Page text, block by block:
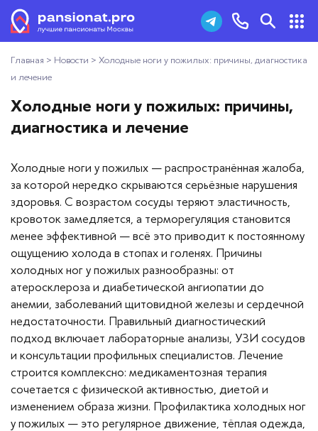
Пансионаты для пожилых
Дома престарелых
Пансионаты для ветеранов
Хосписы
Как выбрать пансионат
Добавить пансионат
Отзывы
Вопросы — ответы
Новости
Контакты
Заказать звонок
Главная > Новости > Холодные ноги у пожилых: причины, диагностика
и лечение
Холодные ноги у пожилых: причины,
диагностика и лечение
Холодные ноги у пожилых — распространённая жалоба,
за которой нередко скрываются серьёзные нарушения
здоровья. С возрастом сосуды теряют эластичность,
кровоток замедляется, а терморегуляция становится
менее эффективной — всё это приводит к постоянному
ощущению холода в стопах и голенях. Причины
холодных ног у пожилых разнообразны: от
атеросклероза и диабетической ангиопатии до
анемии, заболеваний щитовидной железы и сердечной
недостаточности. Правильный диагностический
подход включает лабораторные анализы, УЗИ сосудов
и консультации профильных специалистов. Лечение
строится комплексно: медикаментозная терапия
сочетается с физической активностью, диетой и
изменением образа жизни. Профилактика холодных ног
у пожилых — это регулярное движение, тёплая одежда,